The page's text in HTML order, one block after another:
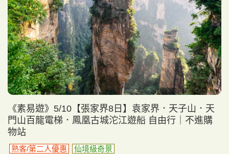
《素易遊》5/10【張家界8日】袁家界．天子山．天
門山百龍電梯．鳳凰古城沱江遊船 自由行｜不進購
物站
熟客/第二人優惠 仙境級奇景